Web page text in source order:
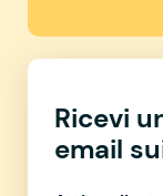
Ricevi
email